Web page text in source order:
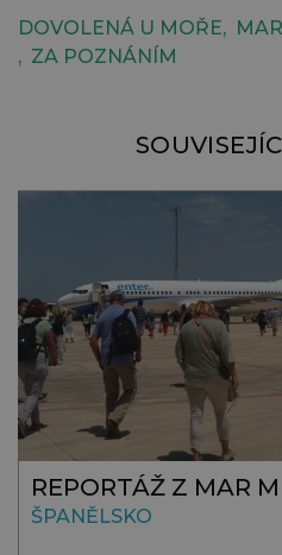
DOVOLENÁ U MOŘE
ZA POZNÁNÍM
REPORTÁŽ Z MAR
ŠPANĚLSKO